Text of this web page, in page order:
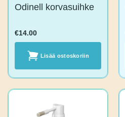
Odinell
€14.00